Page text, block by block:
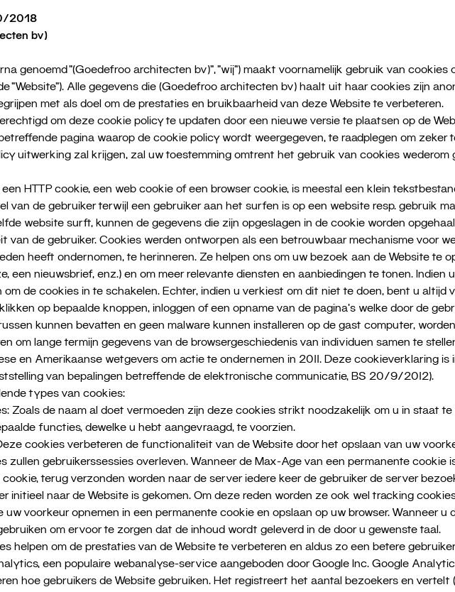
2018
bv)
genoemd “(Goedefroo architecten bv)”, “wij”) maakt voornamelijk gebruik van
“Website”). Alle gegevens die (Goedefroo architecten bv) haalt uit haar cookies zijn
met als doel om de prestaties en bruikbaarheid van deze Website te verbeteren.
om deze cookie policy te updaten door een nieuwe versie te plaatsen op de
pagina waarop de cookie policy wordt weergegeven, te raadplegen om zeker
uitwerking zal krijgen, zal uw toestemming omtrent het gebruik van cookies wederom
HTTP cookie, een web cookie of een browser cookie, is meestal een klein
van de gebruiker terwijl een gebruiker aan het surfen is op een website resp. gebruik
website surft, kunnen de gegevens die zijn opgeslagen in de cookie worden
van de gebruiker. Cookies werden ontworpen als een betrouwbaar mechanisme voor
heeft ondernomen, te herinneren. Ze helpen ons om uw bezoek aan de Website te
een nieuwsbrief, enz.) en om meer relevante diensten en aanbiedingen te tonen. Indien
de cookies in te schakelen. Echter, indien u verkiest om dit niet te doen, bent u altijd
op bepaalde knoppen, inloggen of een opname van de pagina's welke door de
kunnen bevatten en geen malware kunnen installeren op de gast computer,
om lange termijn gegevens van de browsergeschiedenis van individuen samen te
en Amerikaanse wetgevers om actie te ondernemen in 2011. Deze cookieverklaring
van bepalingen betreffende de elektronische communicatie, BS 20/9/2012).
types van cookies:
Zoals de naam al doet vermoeden zijn deze cookies strikt noodzakelijk om u in staat
functies, dewelke u hebt aangevraagd, te voorzien.
cookies verbeteren de functionaliteit van de Website door het opslaan van uw
zullen gebruikerssessies overleven. Wanneer de Max-Age van een permanente cookie
terug verzonden worden naar de server iedere keer de gebruiker de server
initieel naar de Website is gekomen. Om deze reden worden ze ook wel tracking
voorkeur opnemen in een permanente cookie en opslaan op uw browser. Wanneer
om ervoor te zorgen dat de inhoud wordt geleverd in de door u gewenste taal.
helpen om de prestaties van de Website te verbeteren en aldus zo een betere
een populaire webanalyse-service aangeboden door Google Inc. Google
hoe gebruikers de Website gebruiken. Het registreert het aantal bezoekers en